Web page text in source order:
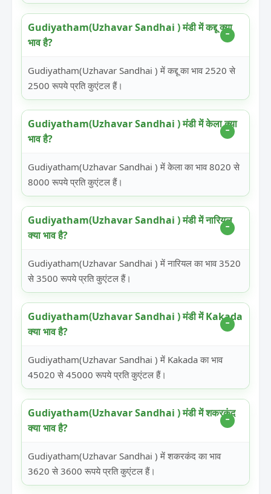
Gudiyatham(Uzhavar Sandhai ) मंडी में कद्दू क्या
भाव है?
Gudiyatham(Uzhavar Sandhai ) में कद्दू का भाव 2520 से
2500 रूपये प्रति कुएंटल हैं।
Gudiyatham(Uzhavar Sandhai ) मंडी में केला क्या
भाव है?
Gudiyatham(Uzhavar Sandhai ) में केला का भाव 8020 से
8000 रूपये प्रति कुएंटल हैं।
Gudiyatham(Uzhavar Sandhai ) मंडी में नारियल
क्या भाव है?
Gudiyatham(Uzhavar Sandhai ) में नारियल का भाव 3520
से 3500 रूपये प्रति कुएंटल हैं।
Gudiyatham(Uzhavar Sandhai ) मंडी में Kakada
क्या भाव है?
Gudiyatham(Uzhavar Sandhai ) में Kakada का भाव
45020 से 45000 रूपये प्रति कुएंटल हैं।
Gudiyatham(Uzhavar Sandhai ) मंडी में शकरकंद
क्या भाव है?
Gudiyatham(Uzhavar Sandhai ) में शकरकंद का भाव
3620 से 3600 रूपये प्रति कुएंटल हैं।